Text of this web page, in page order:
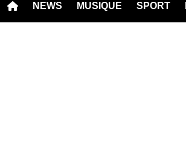
NEWS MUSIQUE SPORT